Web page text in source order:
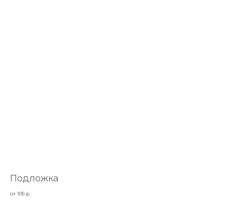
Подложка
от 105 р.